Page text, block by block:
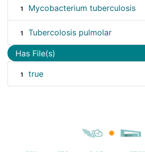
1 Mycobacterium tuberculosis
1 Tubercolosis pulmolar
Has File(s)
1 true